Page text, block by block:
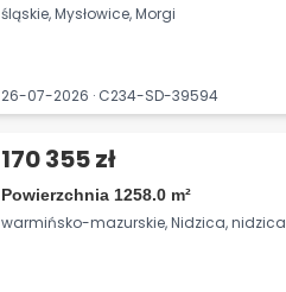
śląskie, Mysłowice, Morgi
26-07-2026 · C234-SD-39594
170 355 zł
Powierzchnia 1258.0 m²
warmińsko-mazurskie, Nidzica, nidzica